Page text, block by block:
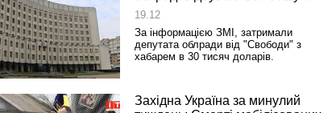
19.12
За інформацією ЗМІ, затримали
депутата облради від "Свободи" з
хабарем в 30 тисяч доларів.
Західна Україна за минулий